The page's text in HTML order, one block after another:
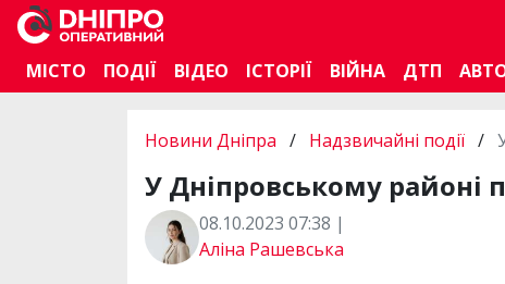
МІСТО ПОДІЇ ВІДЕО ІСТОРІЇ ВІЙНА ДТП
Новини Дніпра / Надзвичайні події /
У Дніпровському районі
08.10.2023 07:38 |
Аліна Рашевська